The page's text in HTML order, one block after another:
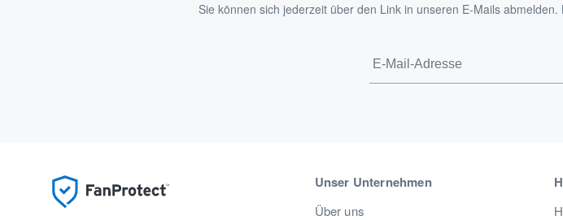
Sie können sich jederzeit über den Link in unseren E-Mails abmelden.
Unser Unternehmen
Über uns